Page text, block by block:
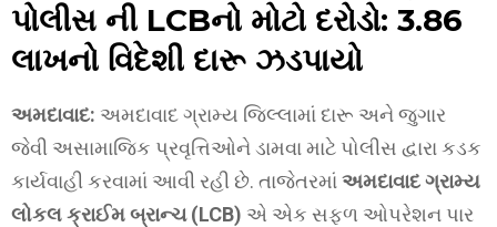
પોલીસ ની LCBનો મોટો દરોડો: ₹3.86
લાખનો વિદેશી દારૂ ઝડપાયો
અમદાવાદ: અમદાવાદ ગ્રામ્ય જિલ્લામાં દારૂ અને જુગાર
જેવી અસામાજિક પ્રવૃત્તિઓને ડામવા માટે પોલીસ દ્વારા કડક
કાર્યવાહી કરવામાં આવી રહી છે. તાજેતરમાંઅમદાવાદ ગ્રામ્ય
લોકલ ક્રાઈમ બ્રાન્ચ (LCB) એ એક સફળ ઓપરેશન પાર